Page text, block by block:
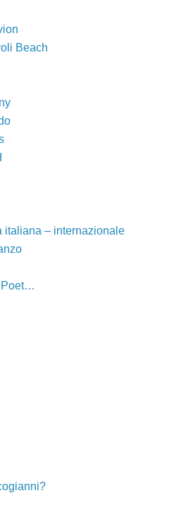
Beach
italiana – internazionale
Poet…